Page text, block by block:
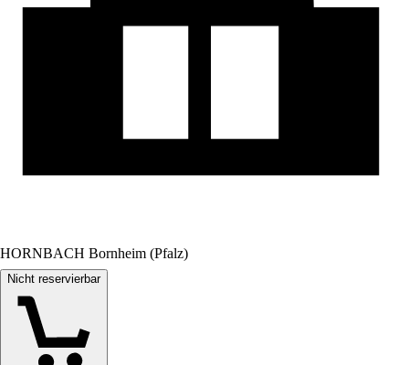
HORNBACH Bornheim (Pfalz)
Nicht reservierbar